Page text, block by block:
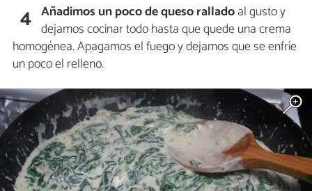
4 Añadimos un poco de queso ralladoal gusto y
dejamos cocinar todo hasta que quede una crema
homogénea. Apagamos el fuego y dejamos que se enfríe
un poco el relleno.